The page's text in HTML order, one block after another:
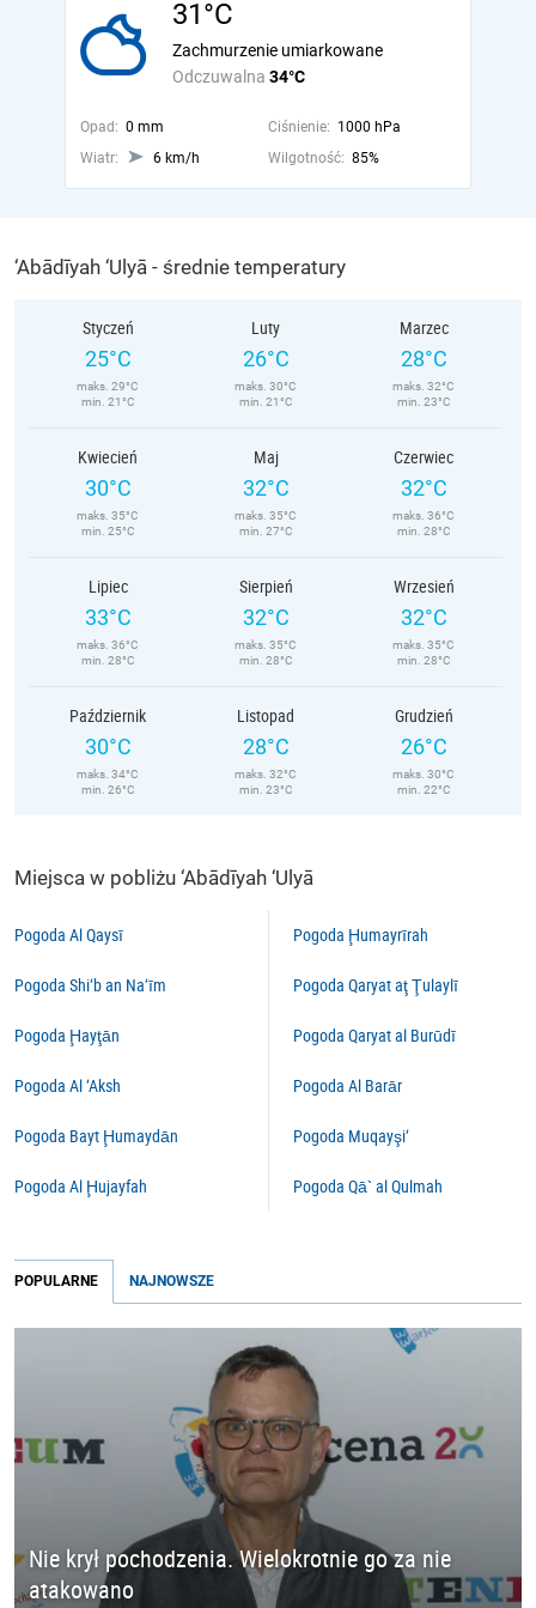
31°C
Odczuwalna 34°C
Zachmurzenie umiarkowane
Opad: 0 mm Ciśnienie: 1000 hPa
Wiatr:
6 km/h Wilgotność: 85%
‘Abādīyah ‘Ulyā - średnie temperatury
Styczeń
25°C
maks. 29°C
min. 21°C
Luty
26°C
maks. 30°C
min. 21°C
Marzec
28°C
maks. 32°C
min. 23°C
Kwiecień
30°C
maks. 35°C
min. 25°C
Maj
32°C
maks. 35°C
min. 27°C
Czerwiec
32°C
maks. 36°C
min. 28°C
Lipiec
33°C
maks. 36°C
min. 28°C
Sierpień
32°C
maks. 35°C
min. 28°C
Wrzesień
32°C
maks. 35°C
min. 28°C
Październik
30°C
maks. 34°C
min. 26°C
Listopad
28°C
maks. 32°C
min. 23°C
Grudzień
26°C
maks. 30°C
min. 22°C
Miejsca w pobliżu ‘Abādīyah ‘Ulyā
Pogoda Al Qaysī
Pogoda Shi‘b an Na‘īm
Pogoda Ḩayţān
Pogoda Al ‘Aksh
Pogoda Bayt Ḩumaydān
Pogoda Al Ḩujayfah
Pogoda Ḩumayrīrah
Pogoda Qaryat aţ Ţulaylī
Pogoda Qaryat al Burūdī
Pogoda Al Barār
Pogoda Muqayşi‘
Pogoda Qā` al Qulmah
POPULARNE NAJNOWSZE
Nie krył pochodzenia. Wielokrotnie go za nie
atakowano